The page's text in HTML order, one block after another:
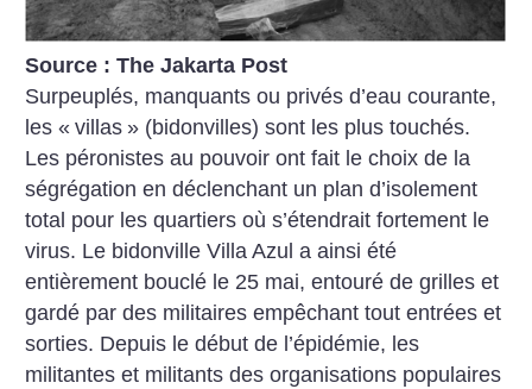
Source : The Jakarta Post
Surpeuplés, manquants ou privés d’eau courante,
les « villas » (bidonvilles) sont les plus touchés.
Les péronistes au pouvoir ont fait le choix de la
ségrégation en déclenchant un plan d’isolement
total pour les quartiers où s’étendrait fortement le
virus. Le bidonville Villa Azul a ainsi été
entièrement bouclé le 25 mai, entouré de grilles et
gardé par des militaires empêchant tout entrées et
sorties. Depuis le début de l’épidémie, les
militantes et militants des organisations populaires